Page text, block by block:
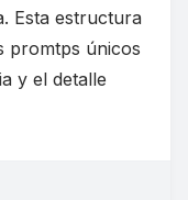
Esta estructura
promtps únicos
y el detalle